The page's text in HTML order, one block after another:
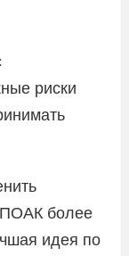
риски
ПОАК более
идея по